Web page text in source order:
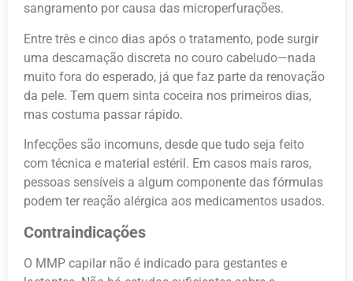
sangramento por causa das microperfurações.
Entre três e cinco dias após o tratamento, pode surgir
uma descamação discreta no couro cabeludo—nada
muito fora do esperado, já que faz parte da renovação
da pele. Tem quem sinta coceira nos primeiros dias,
mas costuma passar rápido.
Infecções são incomuns, desde que tudo seja feito
com técnica e material estéril. Em casos mais raros,
pessoas sensíveis a algum componente das fórmulas
podem ter reação alérgica aos medicamentos usados.
Contraindicações
O MMP capilar não é indicado para gestantes e